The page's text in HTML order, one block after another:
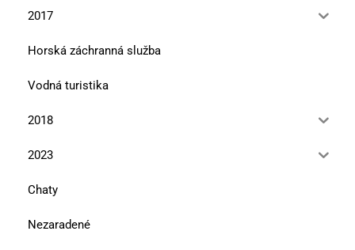
2017
Horská záchranná služba
Vodná turistika
2018
2023
Chaty
Nezaradené